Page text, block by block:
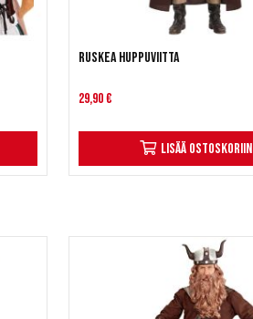
Ruskea huppuviitta
29,90 €
Lisää ostoskoriin